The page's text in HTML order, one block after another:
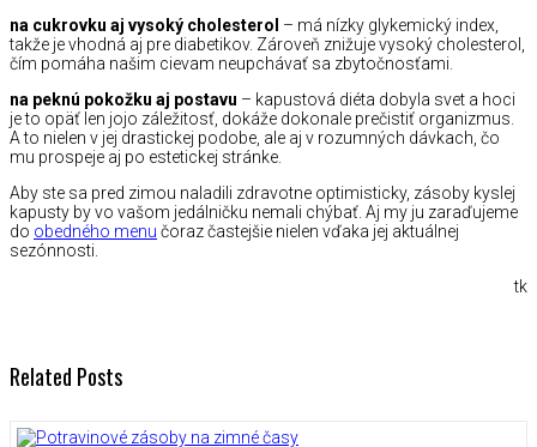
na cukrovku aj vysoký cholesterol – má nízky glykemický index,
takže je vhodná aj pre diabetikov. Zároveň znižuje vysoký cholesterol,
čím pomáha našim cievam neupchávať sa zbytočnosťami.
na peknú pokožku aj postavu – kapustová diéta dobyla svet a hoci
je to opäť len jojo záležitosť, dokáže dokonale prečistiť organizmus.
A to nielen v jej drastickej podobe, ale aj v rozumných dávkach, čo
mu prospeje aj po estetickej stránke.
Aby ste sa pred zimou naladili zdravotne optimisticky, zásoby kyslej
kapusty by vo vašom jedálničku nemali chýbať. Aj my ju zaraďujeme
do obedného menu čoraz častejšie nielen vďaka jej aktuálnej
sezónnosti.
tk
Related Posts